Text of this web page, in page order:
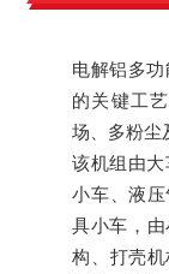
电解铝多功
的关键工艺
场、多粉尘
该机组由大
小车、液
具小车，
构、打壳